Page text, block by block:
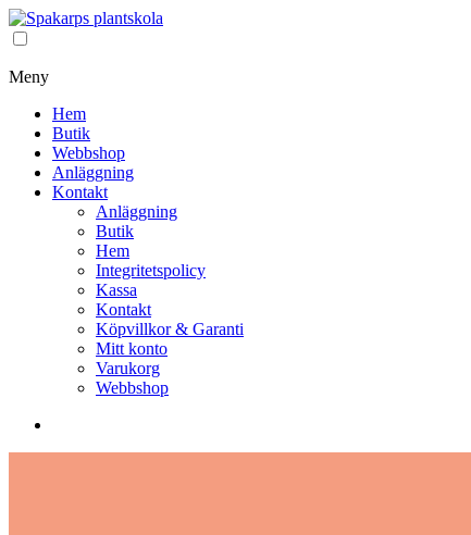
Meny
Hem
Butik
Webbshop
Anläggning
Kontakt
Anläggning
Butik
Hem
Integritetspolicy
Kassa
Kontakt
Köpvillkor & Garanti
Mitt konto
Varukorg
Webbshop